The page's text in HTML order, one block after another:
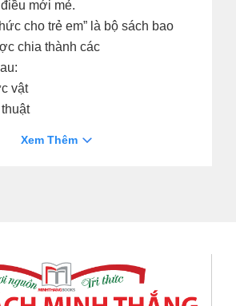
mới mẻ.
cho trẻ em” là bộ sách bao
chia thành các
vật
kiến thức phong phú, bộ sách
Xem Thêm